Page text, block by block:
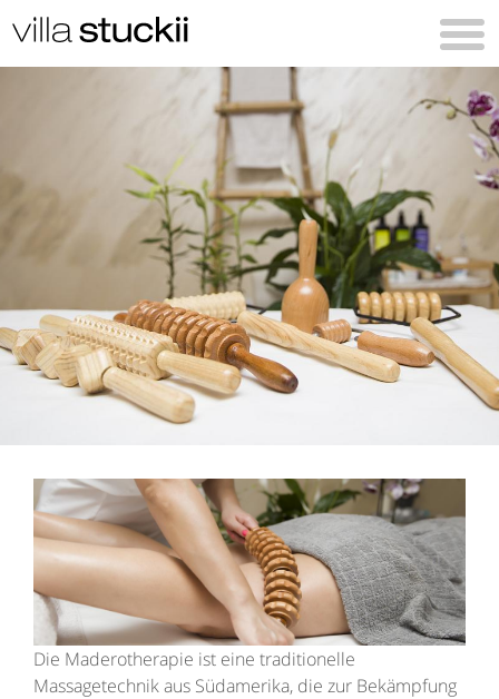
Die Maderotherapie ist eine traditionelle
Massagetechnik aus Südamerika, die zur Bekämpfung